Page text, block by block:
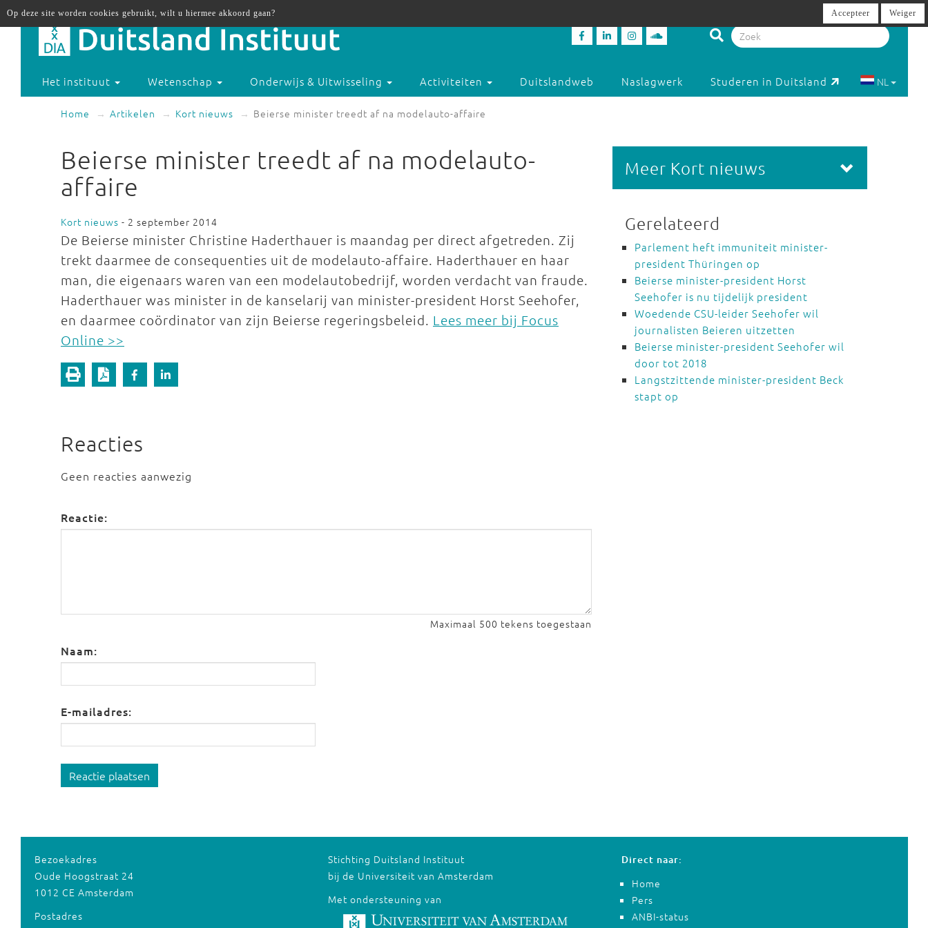
Het instituut Wetenschap Onderwijs & Uitwisseling Activiteiten Duitslandweb Naslagwerk Studeren in Duitsland NL
Home Artikelen Kort nieuws Beierse minister treedt af na modelauto-affaire
Beierse minister treedt af na modelauto-
affaire
Kort nieuws - 2 september 2014
De Beierse minister Christine Haderthauer is maandag per direct afgetreden. Zij
trekt daarmee de consequenties uit de modelauto-affaire. Haderthauer en haar
man, die eigenaars waren van een modelautobedrijf, worden verdacht van fraude.
Haderthauer was minister in de kanselarij van minister-president Horst Seehofer,
en daarmee coördinator van zijn Beierse regeringsbeleid. Lees meer bij Focus
Online >>
Reacties
Geen reacties aanwezig
Reactie:
Maximaal 500 tekens toegestaan
Naam:
E-mailadres:
Reactie plaatsen
Meer Kort nieuws
Gerelateerd
Parlement heft immuniteit minister-
president Thüringen op
Beierse minister-president Horst
Seehofer is nu tijdelijk president
Woedende CSU-leider Seehofer wil
journalisten Beieren uitzetten
Beierse minister-president Seehofer wil
door tot 2018
Langstzittende minister-president Beck
stapt op
Bezoekadres
Oude Hoogstraat 24
1012 CE Amsterdam
Postadres
Stichting Duitsland Instituut
bij de Universiteit van Amsterdam
Met ondersteuning van
Direct naar:
Home
Pers
ANBI-status
Op deze site worden cookies gebruikt, wilt u hiermee akkoord gaan? Accepteer Weiger